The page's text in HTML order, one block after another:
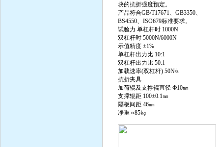
块的抗折强度预定。
产品符合GB/T17671、GB3350、
BS4550、ISO679标准要求。
试验力 单杠杆时 1000N
双杠杆时 5000N/6000N
示值精度 ±1%
单杠杆出力比 10:1
双杠杆出力比 50:1
加载速率(双杠杆) 50N/s
抗折夹具
加荷辊及支撑辊直径 Ф10㎜
支撑辊距 100±0.1㎜
隔板间距 46㎜
净重 ≈85㎏